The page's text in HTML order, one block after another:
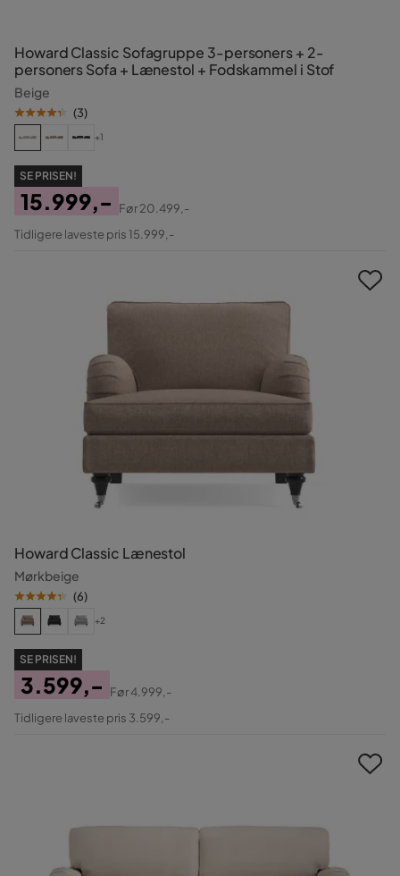
Howard Classic Sofagruppe 3-personers + 2-
personers Sofa + Lænestol + Fodskammel i Stof
Beige
(3)
+1
SE PRISEN!
Pris
15.999,-
Original
Før20.499,-
Tidligere laveste pris 15.999,-
Howard Classic Lænestol
Mørkbeige
(6)
+2
SE PRISEN!
Pris
3.599,-
Original
Før4.999,-
Tidligere laveste pris 3.599,-